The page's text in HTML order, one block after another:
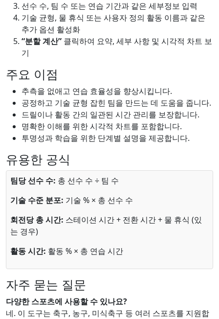
선수 수, 팀 수 또는 연습 기간과 같은 세부정보 입력
기술 균형, 물 휴식 또는 사용자 정의 활동 이름과 같은
추가 옵션 활성화
“분할 계산” 클릭하여 요약, 세부 사항 및 시각적 차트 보
기
주요 이점
추측을 없애고 연습 효율성을 향상시킵니다.
공정하고 기술 균형 잡힌 팀을 만드는 데 도움을 줍니다.
드릴이나 활동 간의 일관된 시간 관리를 보장합니다.
명확한 이해를 위한 시각적 차트를 포함합니다.
투명성과 학습을 위한 단계별 설명을 제공합니다.
유용한 공식
팀당 선수 수: 총 선수 수 ÷ 팀 수
기술 수준 분포: 기술 % × 총 선수 수
회전당 총 시간: 스테이션 시간 + 전환 시간 + 물 휴식 (있
는 경우)
활동 시간: 활동 % × 총 연습 시간
자주 묻는 질문
다양한 스포츠에 사용할 수 있나요?
네. 이 도구는 축구, 농구, 미식축구 등 여러 스포츠를 지원합